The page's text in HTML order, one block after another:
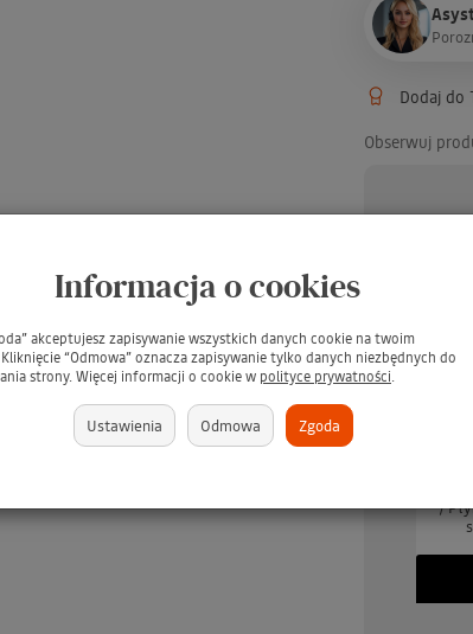
Poroz
Dodaj do
Obserwuj
Point
INCOLORO / BEZBARWNY
/
Informacja o cookies
akceptujesz zapisywanie wszystkich danych cookie na twoim
“Odmowa” oznacza zapisywanie tylko danych niezbędnych do
strony. Więcej informacji o cookie w polityce prywatności.
Ustawienia Odmowa Zgoda